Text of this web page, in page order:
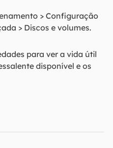
> Configuração
> Discos e volumes.
para ver a vida útil
disponível e os